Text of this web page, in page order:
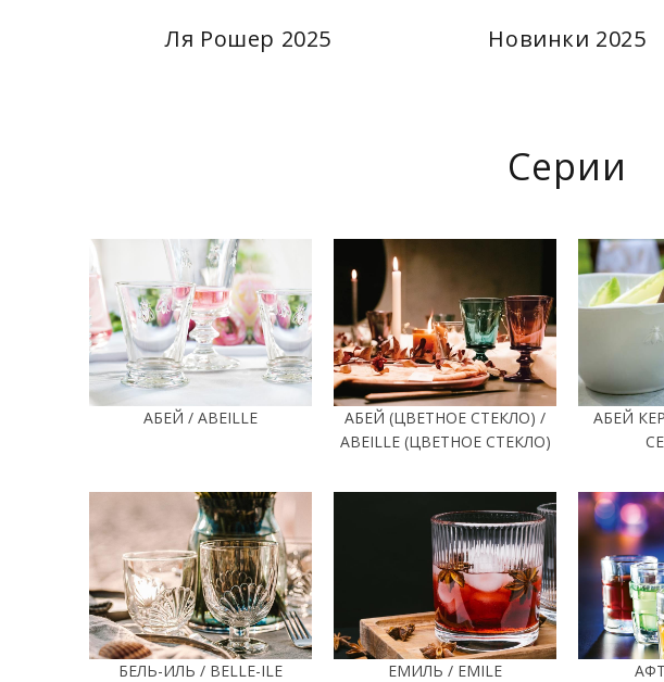
Ля Рошер 2025 Новинки 2025
Серии
АБЕЙ / ABEILLE
АБЕЙ (ЦВЕТНОЕ СТЕКЛО) /
ABEILLE (ЦВЕТНОЕ СТЕКЛО)
АБЕЙ
БЕЛЬ-ИЛЬ / BELLE-ILE ЕМИЛЬ / EMILE